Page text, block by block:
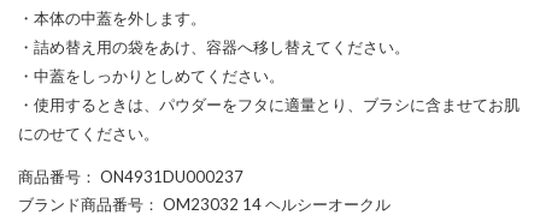
・本体の中蓋を外します。
・詰め替え用の袋をあけ、容器へ移し替えてください。
・中蓋をしっかりとしめてください。
・使用するときは、パウダーをフタに適量とり、ブラシに含ませてお肌
にのせてください。
商品番号 ： ON4931DU000237
ブランド商品番号 ： OM23032 14 ヘルシーオークル